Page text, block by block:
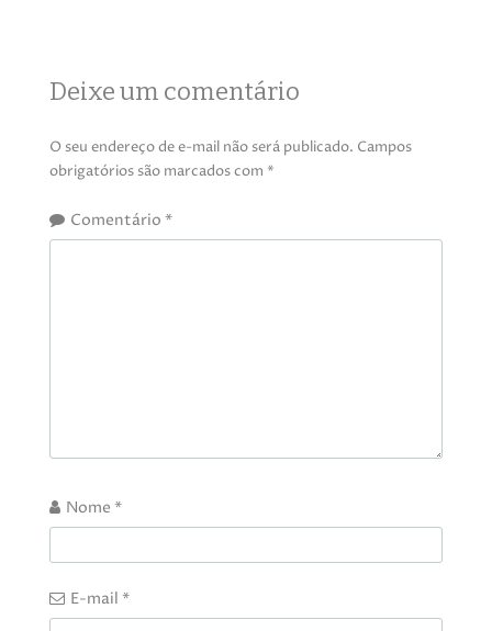
Deixe um comentário
O seu endereço de e-mail não será publicado. Campos
obrigatórios são marcados com *
Comentário *
Nome *
E-mail *